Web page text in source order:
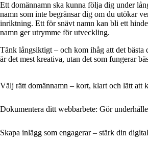
Ett domännamn ska kunna följa dig under
namn som inte begränsar dig om du utökar
inriktning. Ett för snävt namn kan bli ett
namn ger utrymme för utveckling.
Tänk långsiktigt – och kom ihåg att det bästa
är det mest kreativa, utan det som fungerar
Välj rätt domännamn – kort, klart och lätt att
Dokumentera ditt webbarbete: Gör
Skapa inlägg som engagerar – stärk din